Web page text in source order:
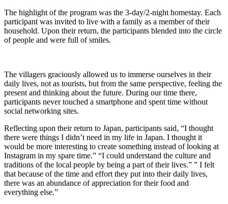
The highlight of the program was the 3-day/2-night homestay. Each
participant was invited to live with a family as a member of their
household. Upon their return, the participants blended into the circle
of people and were full of smiles.
The villagers graciously allowed us to immerse ourselves in their
daily lives, not as tourists, but from the same perspective, feeling the
present and thinking about the future. During our time there,
participants never touched a smartphone and spent time without
social networking sites.
Reflecting upon their return to Japan, participants said, “I thought
there were things I didn’t need in my life in Japan. I thought it
would be more interesting to create something instead of looking at
Instagram in my spare time.” “I could understand the culture and
traditions of the local people by being a part of their lives.” ” I felt
that because of the time and effort they put into their daily lives,
there was an abundance of appreciation for their food and
everything else.”